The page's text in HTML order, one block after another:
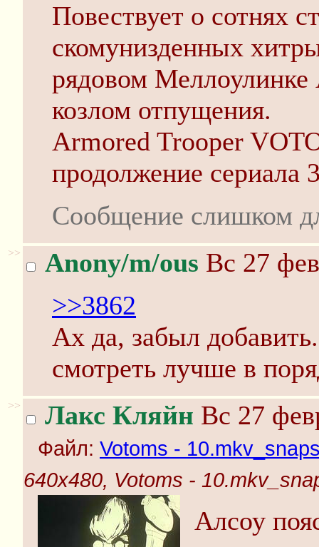
Повествует о сотнях
скомунизденных
рядовом Меллоулинке
козлом отпущения.
Armored Trooper
продолжение сериала
Сообщение слишком
>> Anony/m/ous Вс 27
>>3862
Ах да, забыл
смотреть лучше в
>> Лакс Кляйн Вс 27
Файл: Votoms -
640x480, Votoms -
Алсоу